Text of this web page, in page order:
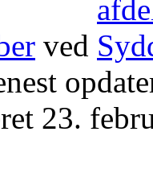
ved
23.